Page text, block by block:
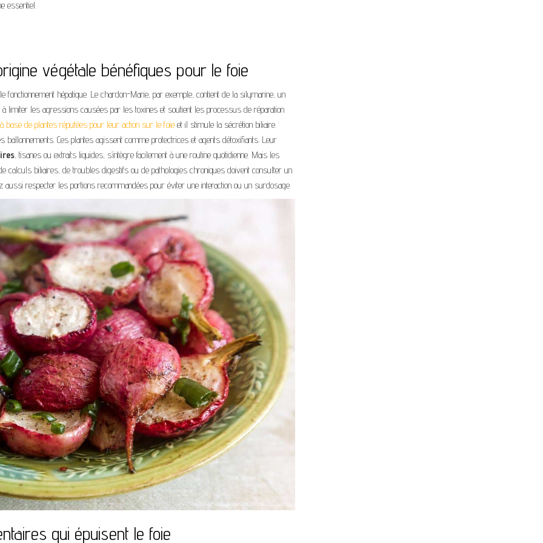
essentiel.
végétale bénéfiques pour le foie
hépatique. Le chardon-Marie, par exemple, contient de la silymarine, un
limiter les agressions causées par les toxines et soutient les processus de réparation
base de plantes réputées pour leur action sur le foie et il stimule la sécrétion biliaire.
ballonnements. Ces plantes agissent comme protectrices et agents détoxifiants. Leur
, tisanes ou extraits liquides, s’intègre facilement à une routine quotidienne. Mais les
calculs biliaires, de troubles digestifs ou de pathologies chroniques doivent consulter un
aussi respecter les portions recommandées pour éviter une interaction ou un surdosage.
qui épuisent le foie